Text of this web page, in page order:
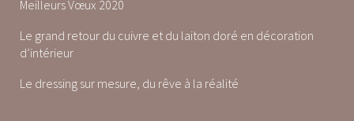
Meilleurs Vœux 2020
Le grand retour du cuivre et du laiton doré en décoration
d’intérieur
Le dressing sur mesure, du rêve à la réalité